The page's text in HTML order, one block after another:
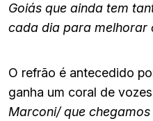
Goiás que ainda tem
cada dia para melhorar
O refrão é antecedido
ganha um coral de
Marconi/ que